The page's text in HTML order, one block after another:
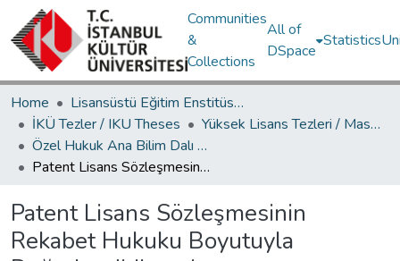
Communities
&
Collections
All of
DSpace
Statistics
Home
Lisansüstü Eğitim Enstitüsü / Postgraduate Education Institute
İKÜ Tezler / IKU Theses
Yüksek Lisans Tezleri / Master's Theses
Özel Hukuk Ana Bilim Dalı / Department of Private Law
Patent Lisans Sözleşmesinin Rekabet Hukuku Boyutuyla Değerlendirilmesi
Patent Lisans Sözleşmesinin
Rekabet Hukuku Boyutuyla